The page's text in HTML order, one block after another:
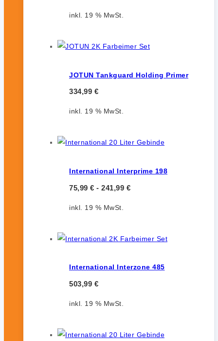
inkl. 19 % MwSt.
JOTUN Tankguard Holding Primer
334,99 €
inkl. 19 % MwSt.
International Interprime 198
75,99 € - 241,99 €
inkl. 19 % MwSt.
International Interzone 485
503,99 €
inkl. 19 % MwSt.